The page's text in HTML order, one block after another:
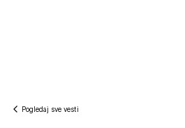
Pogledaj sve vesti